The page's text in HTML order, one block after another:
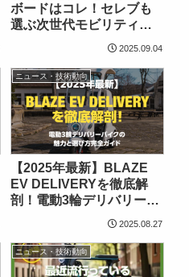
ボードはコレ！セレブも
選ぶ次世代モビリティ特
2025.09.04
ニュース・技術動向
【2025年最新】BLAZE
EV DELIVERYを徹底解
剖！電動3輪デリバリーバ
イクの魅力と選び方完全
2025.08.27
ニュース・技術動向